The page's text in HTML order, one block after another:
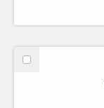
Välj